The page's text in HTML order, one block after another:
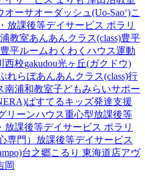
オーサオーダッシュ(Uo-Sao‘)こ
放課後等デイサービス ポラリ
教室あんあんクラス(class)豊平
平ルームわくわくハウス運動
西校gakudou光ヶ丘(ガクドウ)
れらぼあんあんクラス(class)行
南浦和教室子どもみらいサポー
ぱすてるキッズ発達支援
リーンハウス重心型放課後等
放課後等デイサービス ポラリ
専門） 放課後等デイサービス
台之郷こるり 東海道店アヴ
岡